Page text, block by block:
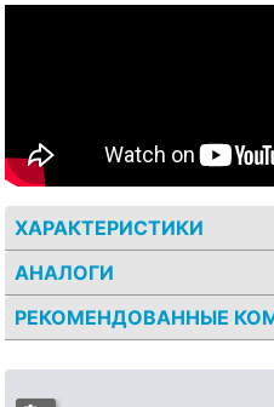
ХАРАКТЕРИСТИКИ
АНАЛОГИ
РЕКОМЕНДОВАННЫЕ